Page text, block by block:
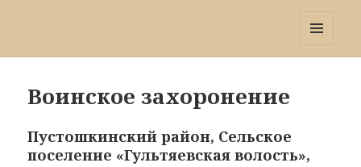
Воинское захоронение
Пустошкинский район, Сельское
поселение «Гультяевская волость»,